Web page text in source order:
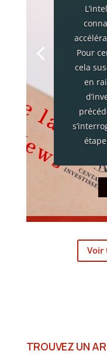
Les
13 000
activité
220
Voir
TROUVEZ UN